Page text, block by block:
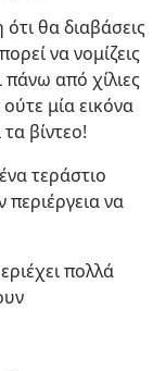
θα διαβάσεις
να νομίζεις
πάνω από χίλιες
μία εικόνα
βίντεο!
τεράστιο
περιέργεια να
πολλά